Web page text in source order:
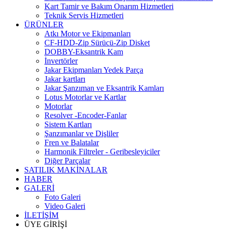
Kart Tamir ve Bakım Onarım Hizmetleri
Teknik Servis Hizmetleri
ÜRÜNLER
Atkı Motor ve Ekipmanları
CF-HDD-Zip Sürücü-Zip Disket
DOBBY-Eksantrik Kam
İnvertörler
Jakar Ekipmanları Yedek Parça
Jakar kartları
Jakar Şanzıman ve Eksantrik Kamları
Lotus Motorlar ve Kartlar
Motorlar
Resolver -Encoder-Fanlar
Sistem Kartları
Şanzımanlar ve Dişliler
Fren ve Balatalar
Harmonik Filtreler - Geribesleyiciler
Diğer Parçalar
SATILIK MAKİNALAR
HABER
GALERİ
Foto Galeri
Video Galeri
İLETİŞİM
ÜYE GİRİŞİ